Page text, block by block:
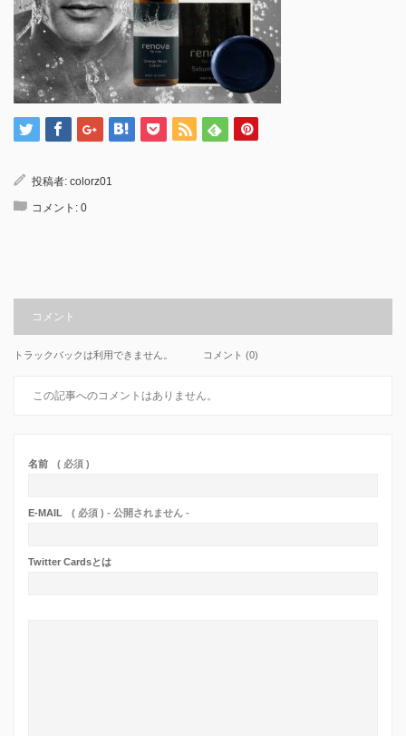
投稿者: colorz01
コメント: 0
コメント
トラックバックは利用できません。 コメント (0)
この記事へのコメントはありません。
名前 ( 必須 )
E-MAIL ( 必須 ) - 公開されません -
Twitter Cardsとは